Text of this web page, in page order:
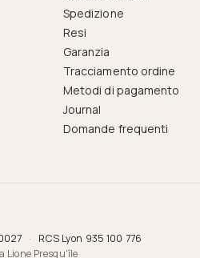
Spedizione
Resi
Garanzia
Tracciamento ordine
Metodi di pagamento
Journal
Domande frequenti
·
RCS Lyon 935 100 776
Lione Presqu'île